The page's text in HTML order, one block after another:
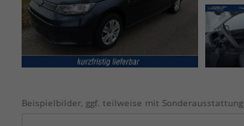
Beispielbilder, ggf. teilweise mit Sonderausstattung